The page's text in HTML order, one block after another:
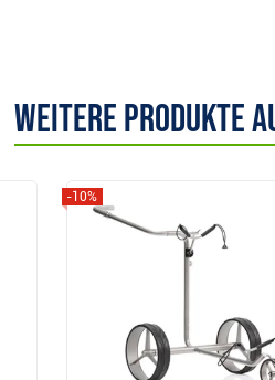
Weitere Produkte
-10%